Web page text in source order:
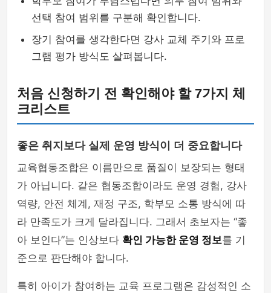
선택 참여 범위를 구분해 확인합니다.
장기 참여를 생각한다면 강사 교체 주기와 프로
그램 평가 방식도 살펴봅니다.
처음 신청하기 전 확인해야 할 7가지 체
크리스트
좋은 취지보다 실제 운영 방식이 더 중요합니다
교육협동조합은 이름만으로 품질이 보장되는 형태
가 아닙니다. 같은 협동조합이라도 운영 경험, 강사
역량, 안전 체계, 재정 구조, 학부모 소통 방식에 따
라 만족도가 크게 달라집니다. 그래서 초보자는 “좋
아 보인다”는 인상보다 확인 가능한 운영 정보를 기
준으로 판단해야 합니다.
특히 아이가 참여하는 교육 프로그램은 감성적인 소